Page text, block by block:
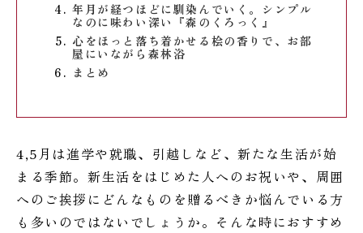
年月が経つほどに馴染んでいく。シンプル
なのに味わい深い『森のくろっく』
心をほっと落ち着かせる桧の香りで、お部
屋にいながら森林浴
まとめ
4,5月は進学や就職、引越しなど、新たな生活が始
まる季節。新生活をはじめた人へのお祝いや、周囲
へのご挨拶にどんなものを贈るべきか悩んでいる方
も多いのではないでしょうか。そんな時におすすめ